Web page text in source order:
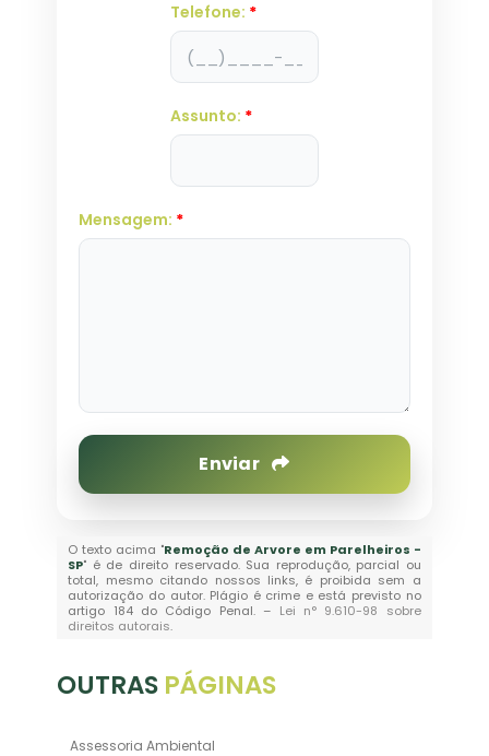
Telefone: *
Assunto: *
Mensagem: *
Enviar
O texto acima "Remoção de Arvore em Parelheiros -
SP" é de direito reservado. Sua reprodução, parcial ou
total, mesmo citando nossos links, é proibida sem a
autorização do autor. Plágio é crime e está previsto no
artigo 184 do Código Penal. – Lei n° 9.610-98 sobre
direitos autorais.
OUTRAS PÁGINAS
Assessoria Ambiental